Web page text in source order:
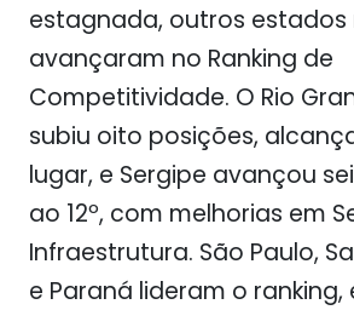
estagnada, outros estados
avançaram no Ranking de
Competitividade. O Rio
subiu oito posições,
lugar, e Sergipe avançou
ao 12º, com melhorias em
Infraestrutura. São Paulo,
e Paraná lideram o